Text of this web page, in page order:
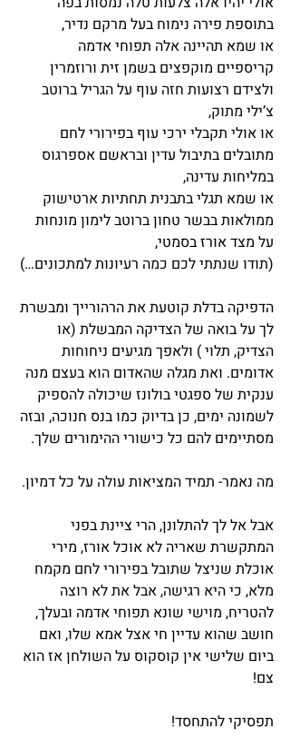
בתוספת פירה נימוח בעל מרקם נדיר,
או שמא תהיינה אלה תפוחי אדמה
קריספיים מוקפצים בשמן זית ורוזמרין
ולצידם רצועות חזה עוף על הגריל ברוטב
צ’ילי מתוק,
או אולי תקבלי ירכי עוף בפירורי לחם
מתובלים בתיבול עדין ובראשם אספרגוס
במליחות עדינה,
או שמא תגלי בתבנית תחתיות ארטישוק
ממולאות בבשר טחון ברוטב לימון מונחות
על מצד אורז בסמטי,
(תודו שנתתי לכם כמה רעיונות למתכונים…)
הדפיקה בדלת קוטעת את הרהורייך ומבשרת
לך על בואה של הצדיקה המבשלת (או
הצדיק, תלוי ) ולאפך מגיעים ניחוחות
אדומים. ואת מגלה שהאדום הוא בעצם מנה
ענקית של ספגטי בולונז שיכולה להספיק
לשמונה ימים, כן בדיוק כמו בנס חנוכה, ובזה
מסתיימים להם כל כישורי ההימורים שלך.
מה נאמר- תמיד המציאות עולה על כל דמיון.
אבל אל לך להתלונן, הרי ציינת בפני
המתקשרת שאריה לא אוכל אורז, מירי
אוכלת שניצל שתובל בפירורי לחם מקמח
מלא, כי היא רגישה, אבל את לא רוצה
להטריח, מוישי שונא תפוחי אדמה ובעלך,
חושב שהוא עדיין חי אצל אמא שלו, ואם
ביום שלישי אין קוסקוס על השולחן אז הוא
צם!
תפסיקי להתחסד!